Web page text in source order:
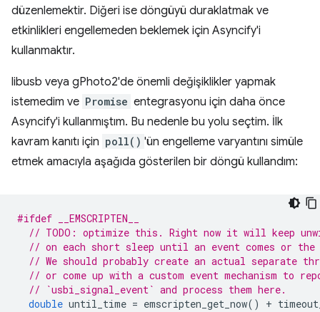
düzenlemektir. Diğeri ise döngüyü duraklatmak ve
etkinlikleri engellemeden beklemek için Asyncify'i
kullanmaktır.
libusb veya gPhoto2'de önemli değişiklikler yapmak
istemedim ve Promise entegrasyonu için daha önce
Asyncify'i kullanmıştım. Bu nedenle bu yolu seçtim. İlk
kavram kanıtı için poll() 'ün engelleme varyantını simüle
etmek amacıyla aşağıda gösterilen bir döngü kullandım:
#ifdef __EMSCRIPTEN__
// TODO: optimize this. Right now it will keep
// on each short sleep until an event comes or
// We should probably create an actual separate
// or come up with a custom event mechanism to
// `usbi_signal_event` and process them here.
double until_time = emscripten_get_now() +